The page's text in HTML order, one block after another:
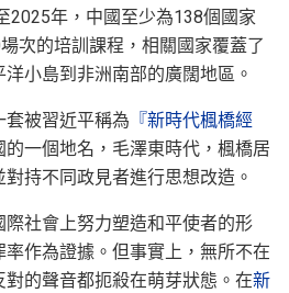
2025年，中國至少為138個國家
次的培訓課程，相關國家覆蓋了
小島到非洲南部的廣闊地區。
套被習近平稱為 『新時代楓橋經
一個地名，毛澤東時代，楓橋居
持不同政見者進行思想改造。
社會上努力塑造和平使者的形
作為證據。但事實上，無所不在
的聲音都扼殺在萌芽狀態。在新